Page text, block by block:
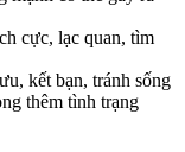
cực, lạc quan, tìm
kết bạn, tránh sống
thêm tình trạng